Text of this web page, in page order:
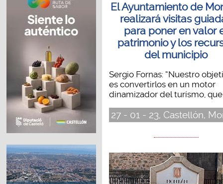
El Ayuntamiento de
realizará visitas
para poner en valor
patrimonio y los
del municipio
Sergio Fornas: “Nuestro
es convertirlos en un motor
dinamizador del turísmo,
27 - 01 - 23, Castellón,